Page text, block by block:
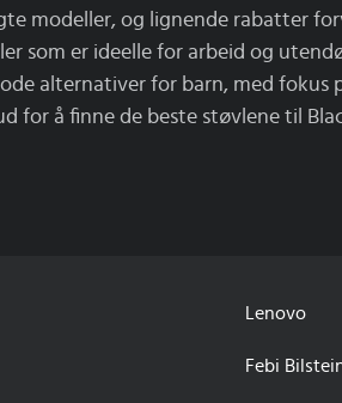
modeller, og lignende rabatter
som er ideelle for arbeid og
alternativer for barn, med
for å finne de beste støvlene til
Lenovo
Febi